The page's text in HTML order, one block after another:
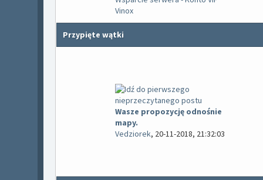
Vinox
Przypięte wątki
Wasze propozycję odnośnie
mapy.
Vedziorek, 20-11-2018, 21:32:03